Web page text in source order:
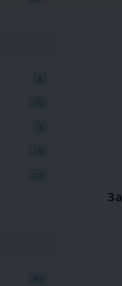
8
20
20
40